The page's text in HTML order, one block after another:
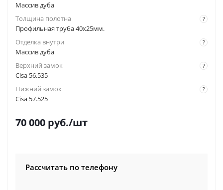
Массив дуба
?
Толщина полотна
Профильная труба 40х25мм.
?
Отделка внутри
Массив дуба
?
Верхний замок
Cisa 56.535
?
Нижний замок
Cisa 57.525
70 000 руб./шт
Рассчитать по телефону